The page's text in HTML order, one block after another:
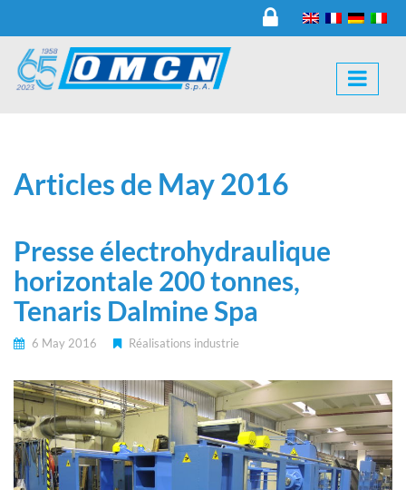
Articles de May 2016
Presse électrohydraulique
horizontale 200 tonnes,
Tenaris Dalmine Spa
6 May 2016 Réalisations industrie